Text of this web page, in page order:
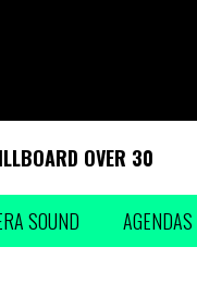
OVER 30
SOUND AGENDAS